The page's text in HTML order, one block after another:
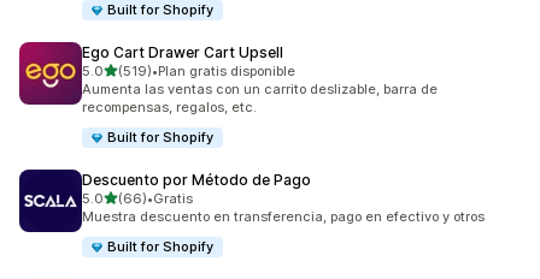
Built for Shopify
Ego Cart Drawer Cart Upsell
5.0de 5 estrellas
(519)
519 reseñas en total
•Plan gratis disponible
Aumenta las ventas con un carrito deslizable, barra de
recompensas, regalos, etc.
Built for Shopify
Descuento por Método de Pago
5.0de 5 estrellas
(66)
66 reseñas en total
•Gratis
Muestra descuento en transferencia, pago en efectivo y otros
Built for Shopify